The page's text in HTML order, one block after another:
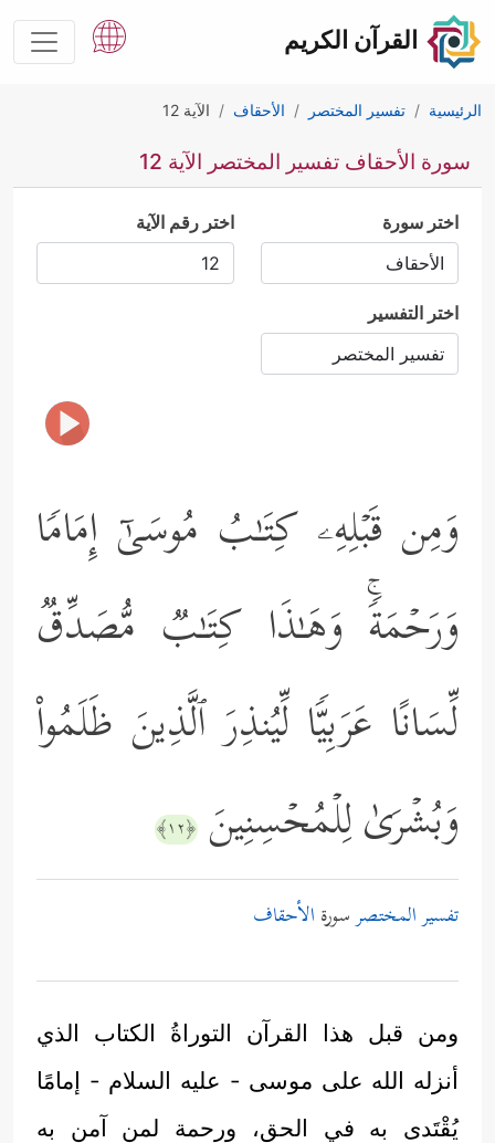
القرآن الكريم
الرئيسية تفسير المختصر الأحقاف الآية 12
سورة الأحقاف تفسير المختصر الآية 12
اختر سورة اختر رقم الآية
اختر التفسير
وَمِن قَبۡلِهِۦ كِتَـٰبُ مُوسَىٰۤ إِمَامࣰا
وَرَحۡمَةࣰۚ وَهَـٰذَا كِتَـٰبࣱ مُّصَدِّقࣱ
لِّسَانًا عَرَبِیࣰّا لِّیُنذِرَ ٱلَّذِینَ ظَلَمُواْ
وَبُشۡرَىٰ لِلۡمُحۡسِنِینَ ﴿١٢﴾
تفسير المختصرسورة الأحقاف
ومن قبل هذا القرآن التوراةُ الكتاب الذي
أنزله الله على موسى - عليه السلام - إمامًا
يُقْتَدى به في الحق، ورحمة لمن آمن به